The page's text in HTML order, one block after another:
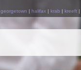
georgetown | halifax| krab | kreeft|